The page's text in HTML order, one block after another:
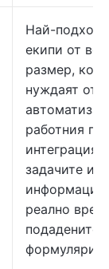
Най-
екипи от
размер,
нуждаят от
работния
интеграция
задачите и
информация
реално
подадените
формуляри.